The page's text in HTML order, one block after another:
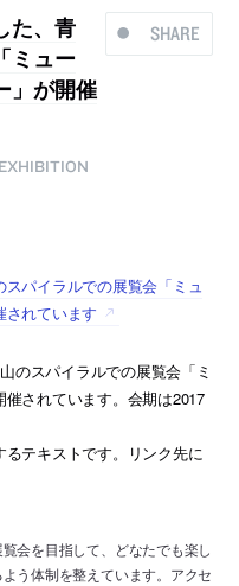
SHARE
た、青
ミュー
」が開催
EXHIBITION
パイラルでの展覧会「ミュ
されています
のスパイラルでの展覧会「ミ
されています。会期は2017
テキストです。リンク先に
会を目指して、どなたでも楽し
う体制を整えています。アクセ